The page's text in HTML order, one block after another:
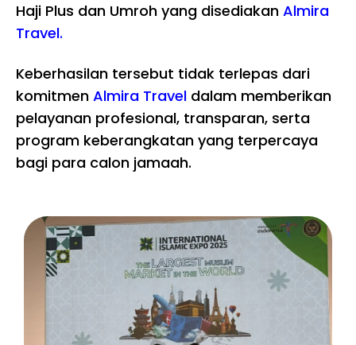
Haji Plus dan Umroh yang disediakan Almira
Travel.
Keberhasilan tersebut tidak terlepas dari
komitmen Almira Travel dalam memberikan
pelayanan profesional, transparan, serta
program keberangkatan yang terpercaya
bagi para calon jamaah.